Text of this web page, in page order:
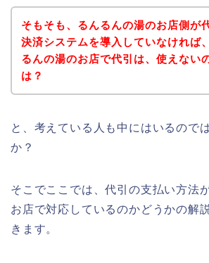
そもそも、るんるんの湯のお店側が
決済システムを導入していなければ
るんの湯のお店で代引は、使えない
は？
と、考えている人も中にはいるので
か？
そこでここでは、代引の支払い方法
お店で対応しているのかどうかの解
きます。